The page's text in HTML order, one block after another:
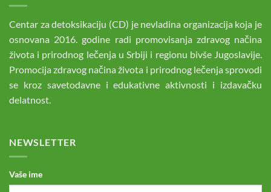
Centar za detoksikaciju (CD) je nevladina organizacija koja je
osnovana 2016. godine radi promovisanja zdravog načina
života i prirodnog lečenja u Srbiji i regionu bivše Jugoslavije.
Promocija zdravog načina života i prirodnog lečenja sprovodi
se kroz savetodavne i edukativne aktivnosti i izdavačku
delatnost.
NEWSLETTER
Vaše ime